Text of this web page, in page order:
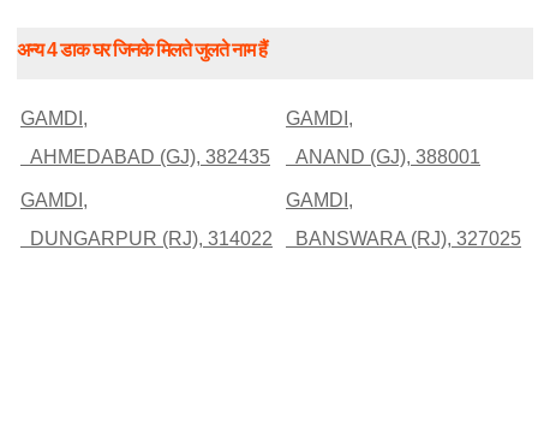
अन्य 4 डाक घर जिनके मिलते जुलते नाम हैं
GAMDI,
AHMEDABAD (GJ), 382435
GAMDI,
ANAND (GJ), 388001
GAMDI,
DUNGARPUR (RJ), 314022
GAMDI,
BANSWARA (RJ), 327025